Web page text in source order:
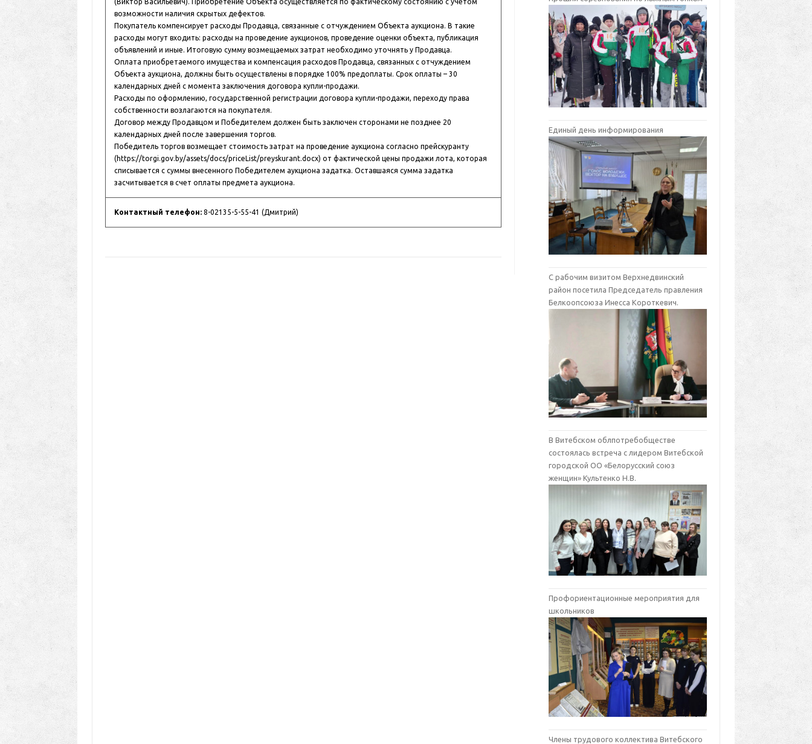
возможности наличия скрытых дефектов.
Покупатель компенсирует расходы Продавца, связанные с отчуждением Объекта аукциона. В такие
расходы могут входить: расходы на проведение аукционов, проведение оценки объекта, публикация
объявлений и иные. Итоговую сумму возмещаемых затрат необходимо уточнять у Продавца.
Оплата приобретаемого имущества и компенсация расходов Продавца, связанных с отчуждением
Объекта аукциона, должны быть осуществлены в порядке 100% предоплаты. Срок оплаты – 30
календарных дней с момента заключения договора купли-продажи.
Расходы по оформлению, государственной регистрации договора купли-продажи, переходу права
собственности возлагаются на покупателя.
Договор между Продавцом и Победителем должен быть заключен сторонами не позднее 20
календарных дней после завершения торгов.
Победитель торгов возмещает стоимость затрат на проведение аукциона согласно прейскуранту
(https://torgi.gov.by/assets/docs/priceList/preyskurant.docx) от фактической цены продажи лота, которая
списывается с суммы внесенного Победителем аукциона задатка. Оставшаяся сумма задатка
засчитывается в счет оплаты предмета аукциона.
Контактный телефон:8-02135-5-55-41 (Дмитрий)
Единый день информирования
С рабочим визитом Верхнедвинский
район посетила Председатель правления
Белкоопсоюза Инесса Короткевич.
В Витебском облпотребобществе
состоялась встреча с лидером Витебской
городской ОО «Белорусский союз
женщин» Культенко Н.В.
Профориентационные мероприятия для
школьников
Члены трудового коллектива Витебского